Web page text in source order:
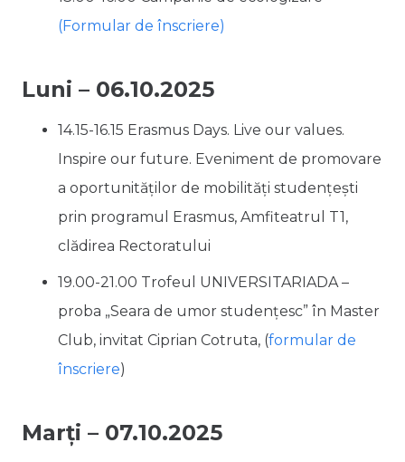
(Formular de înscriere)
Luni – 06.10.2025
14.15-16.15 Erasmus Days. Live our values.
Inspire our future. Eveniment de promovare
a oportunităților de mobilități studențești
prin programul Erasmus, Amfiteatrul T1,
clădirea Rectoratului
19.00-21.00 Trofeul UNIVERSITARIADA –
proba „Seara de umor studențesc” în Master
Club, invitat Ciprian Cotruta, (formular de
înscriere)
Marți – 07.10.2025